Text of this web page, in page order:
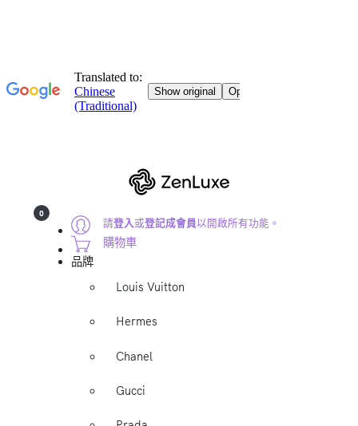
請登入或登記成會員以開啟所有功能。
0
購物車
品牌
Louis Vuitton
Hermes
Chanel
Gucci